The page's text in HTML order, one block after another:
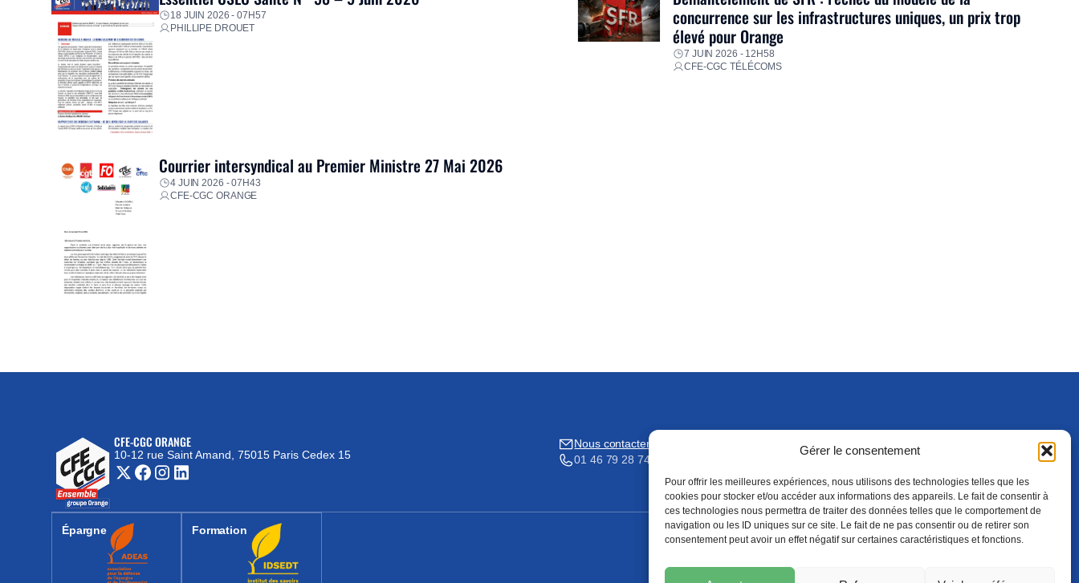
Gérer le consentement
Pour offrir les meilleures expériences, nous utilisons des technologies telles que les
cookies pour stocker et/ou accéder aux informations des appareils. Le fait de consentir à
ces technologies nous permettra de traiter des données telles que le comportement de
navigation ou les ID uniques sur ce site. Le fait de ne pas consentir ou de retirer son
consentement peut avoir un effet négatif sur certaines caractéristiques et fonctions.
18 JUIN 2026 - 07H57
PHILLIPE DROUET
concurrence sur les infrastructures uniques, un prix trop
élevé pour Orange
7 JUIN 2026 - 12H58
CFE-CGC TÉLÉCOMS
Courrier intersyndical au Premier Ministre 27 Mai 2026
4 JUIN 2026 - 07H43
CFE-CGC ORANGE
CFE-CGC ORANGE
10-12 rue Saint Amand, 75015 Paris Cedex 15
(nouvelle fenêtre)
Nous contacter
01 46 79 28 74
(NOUVELLE FENÊTRE)
Épargne
(nouvelle fenêtre) Formation
(nouvelle fenêtre)